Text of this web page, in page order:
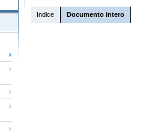
Indice Documento intero